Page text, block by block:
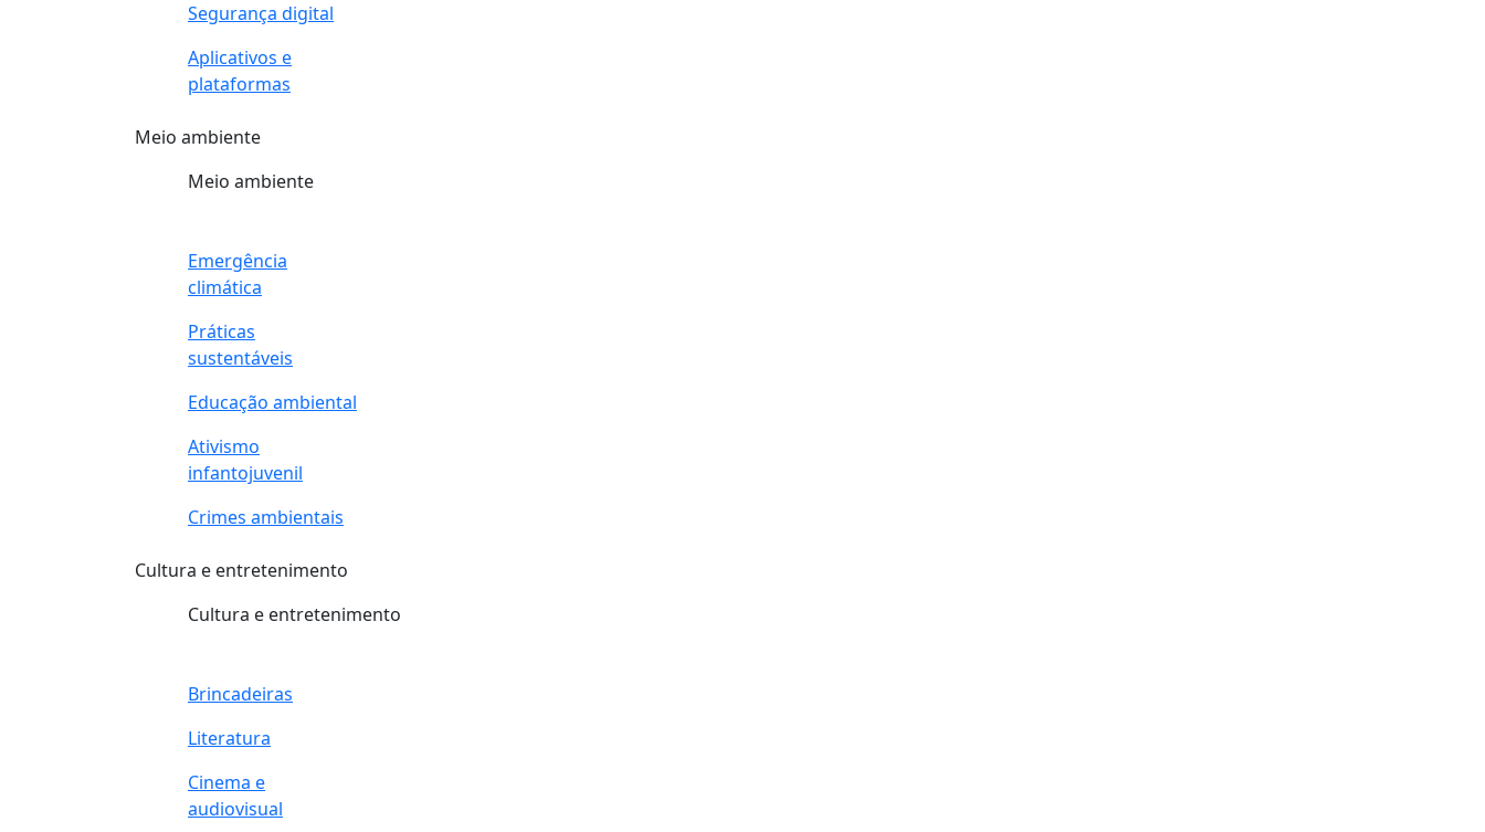
Segurança digital
Aplicativos e
plataformas
Meio ambiente
Meio ambiente
Emergência
climática
Práticas
sustentáveis
Educação ambiental
Ativismo
infantojuvenil
Crimes ambientais
Cultura e entretenimento
Cultura e entretenimento
Brincadeiras
Literatura
Cinema e
audiovisual